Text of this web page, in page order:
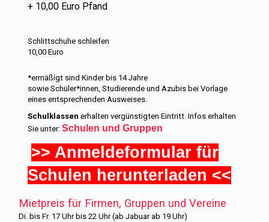
+ 10,00 Euro Pfand
Schlittschuhe schleifen
10,00 Euro
*ermäßigt sind Kinder bis 14 Jahre
sowie Schüler*innen, Studierende und Azubis bei Vorlage
eines entsprechenden Ausweises.
Schulklassenerhalten vergünstigten Eintritt. Infos erhalten
Sie unter:Schulen und Gruppen
>> Anmeldeformular für
Schulen herunterladen <<
Mietpreis für Firmen, Gruppen und Vereine
Di. bis Fr. 17 Uhr bis 22 Uhr (ab Jabuar ab 19 Uhr)